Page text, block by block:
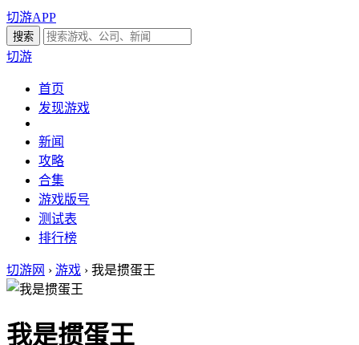
切游APP
切游
首页
发现游戏
新闻
攻略
合集
游戏版号
测试表
排行榜
切游网 › 游戏 › 我是掼蛋王
我是掼蛋王